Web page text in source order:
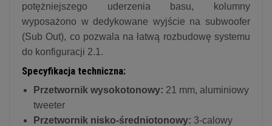
potężniejszego uderzenia basu, kolumny
wyposażono w dedykowane wyjście na subwoofer
(Sub Out), co pozwala na łatwą rozbudowę systemu
do konfiguracji 2.1.
Specyfikacja techniczna:
Przetwornik wysokotonowy: 21 mm, aluminiowy
tweeter
Przetwornik nisko-średniotonowy: 3-calowy